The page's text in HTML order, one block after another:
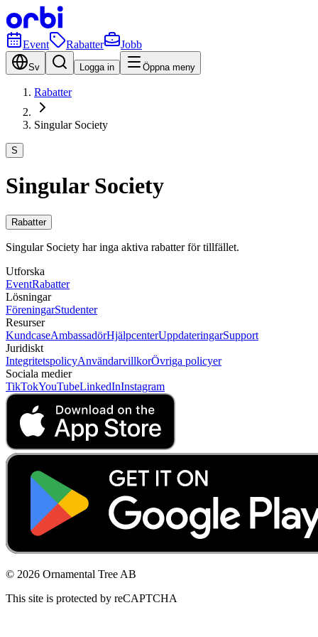
Event Rabatter Jobb
Sv Logga in Öppna meny
Rabatter
Singular Society
S
Singular Society
Rabatter
Singular Society har inga aktiva rabatter för tillfället.
Utforska
EventRabatter
Lösningar
FöreningarStudenter
Resurser
KundcaseAmbassadörHjälpcenterUppdateringarSupport
Juridiskt
IntegritetspolicyAnvändarvillkorÖvriga policyer
Sociala medier
TikTokYouTubeLinkedInInstagram
© 2026 Ornamental Tree AB
This site is protected by reCAPTCHA